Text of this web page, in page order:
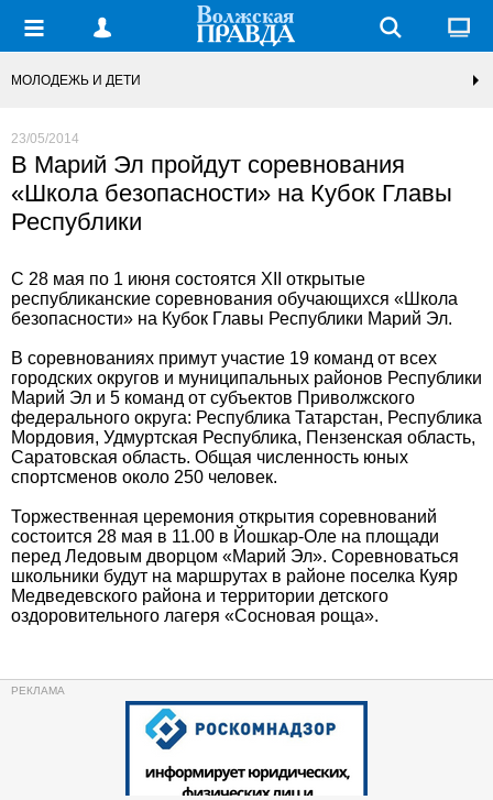
МОЛОДЕЖЬ И ДЕТИ
23/05/2014
В Марий Эл пройдут соревнования
«Школа безопасности» на Кубок Главы
Республики
С 28 мая по 1 июня состоятся ХII открытые
республиканские соревнования обучающихся «Школа
безопасности» на Кубок Главы Республики Марий Эл.
В соревнованиях примут участие 19 команд от всех
городских округов и муниципальных районов Республики
Марий Эл и 5 команд от субъектов Приволжского
федерального округа: Республика Татарстан, Республика
Мордовия, Удмуртская Республика, Пензенская область,
Саратовская область. Общая численность юных
спортсменов около 250 человек.
Торжественная церемония открытия соревнований
состоится 28 мая в 11.00 в Йошкар-Оле на площади
перед Ледовым дворцом «Марий Эл». Соревноваться
школьники будут на маршрутах в районе поселка Куяр
Медведевского района и территории детского
оздоровительного лагеря «Сосновая роща».